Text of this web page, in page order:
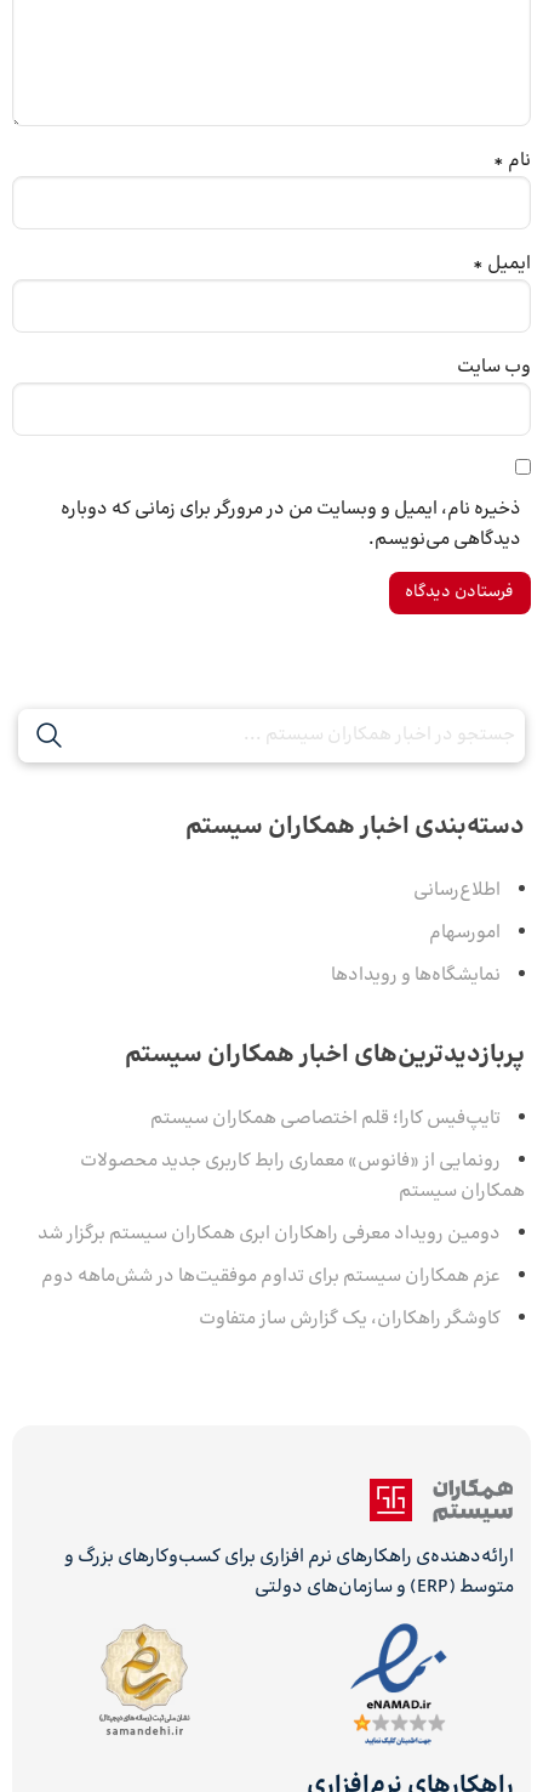
نام *
ایمیل *
وب‌ سایت
ذخیره نام، ایمیل و وبسایت من در مرورگر برای زمانی که دوباره
دیدگاهی می‌نویسم.
دسته‌بندی اخبار همکاران سیستم
اطلاع‌رسانی
امورسهام
نمایشگاه‌ها و رویدادها
پربازدیدترین‌های اخبار همکاران سیستم
تایپ‌فیس کارا؛ قلم اختصاصی همکاران سیستم
رونمایی از «فانوس» معماری رابط کاربری جدید محصولات
همکاران سیستم
دومین رویداد معرفی راهکاران ابری همکاران سیستم برگزار شد
عزم همکاران سیستم برای تداوم موفقیت‌ها در شش‌ماهه‌ دوم
کاوشگر راهکاران، یک گزارش ساز متفاوت
ارائه‌دهنده‌ی راهکارهای نرم افزاری برای کسب‌وکارهای بزرگ و
متوسط (ERP) و سازمان‌های دولتی